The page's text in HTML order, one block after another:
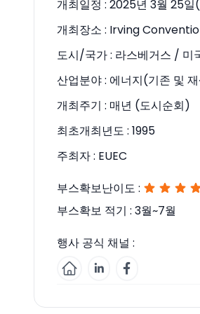
개최일정 : 2025년 3월 25
개최장소 : Irving
도시/국가 : 라스베거스 / 미
산업분야 : 에너지(기존 및
개최주기 : 매년 (도시순회)
최초개최년도 : 1995
주최자 : EUEC
부스확보난이도 :
부스확보 적기 : 3월~7월
행사 공식 채널 :